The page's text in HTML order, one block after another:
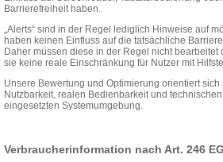
Barrierefreiheit haben.
„Alerts“ sind in der Regel lediglich Hinweise auf
haben keinen Einfluss auf die tatsächliche
Daher müssen diese in der Regel nicht bearbeitet
sie keine reale Einschränkung für Nutzer mit
Unsere Bewertung und Optimierung orientiert sich
Nutzbarkeit, realen Bedienbarkeit und
eingesetzten Systemumgebung.
Verbraucherinformation nach Art. 246